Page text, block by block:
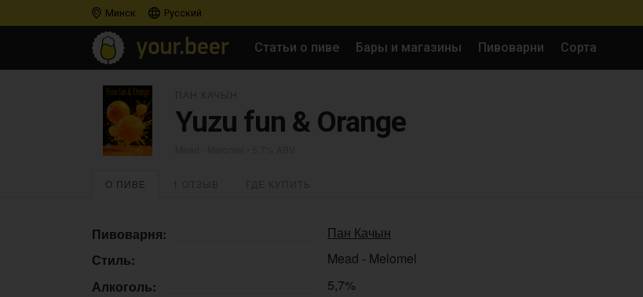
Минск Русский
Статьи о пиве Бары и магазины Пивоварни Сорта
Yuzu fun & Orange
О ПИВЕ
Пивоварня:
Пан Качын
Стиль:
Mead - Melomel
Алкоголь:
5,7%